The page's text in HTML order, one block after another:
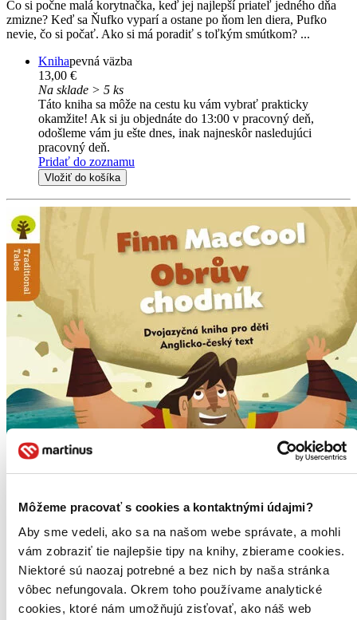
Môžeme pracovať s cookies a kontaktnými údajmi?
Aby sme vedeli, ako sa na našom webe správate, a mohli
vám zobraziť tie najlepšie tipy na knihy, zbierame cookies.
Niektoré sú naozaj potrebné a bez nich by naša stránka
vôbec nefungovala. Okrem toho používame analytické
cookies, ktoré nám umožňujú zisťovať, ako náš web
Čo si počne malá korytnačka, keď jej najlepší priateľ jedného dňa
zmizne? Keď sa Ňufko vyparí a ostane po ňom len diera, Pufko
nevie, čo si počať. Ako si má poradiť s toľkým smútkom? ...
Knihapevná väzba
13,00 €
Na sklade > 5 ks
Táto kniha sa môže na cestu ku vám vybrať prakticky
okamžite! Ak si ju objednáte do 13:00 v pracovný deň,
odošleme vám ju ešte dnes, inak najneskôr nasledujúci
pracovný deň.
Pridať do zoznamu
Vložiť do košíka
Finn MacCool / Obrův chodník
EN
Dvojazyčná kniha pro děti